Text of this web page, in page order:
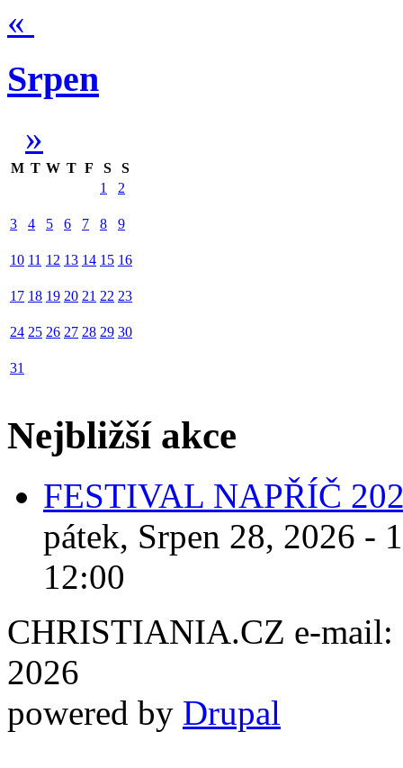
«
Srpen
»
M T W T F S
S
1
2
3 4 5 6 7 8 9
10 11 12 13 14 15 16
17 18 19 20 21 22 23
24 25 26 27 28 29 30
31
Nejbližší akce
FESTIVAL NAPŘÍČ
pátek, Srpen 28, 2026 -
12:00
CHRISTIANIA.CZ e-mail:
2026
powered by Drupal